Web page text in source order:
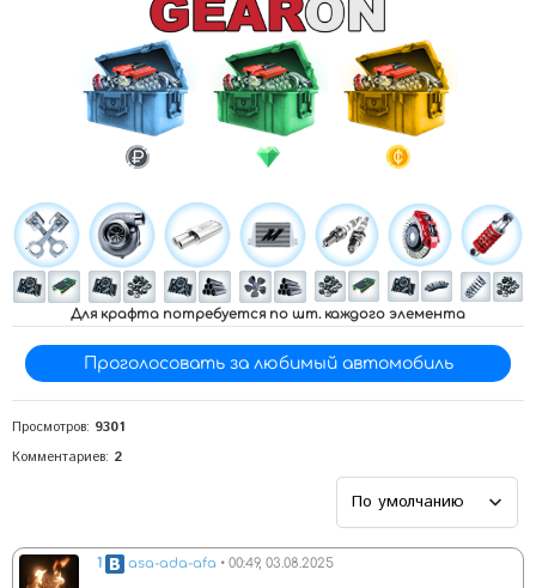
Для крафта потребуется по шт. каждого элемента
Проголосовать за любимый автомобиль
Просмотров: 9301
Комментариев: 2
1 asa-ada-afa • 00:49, 03.08.2025